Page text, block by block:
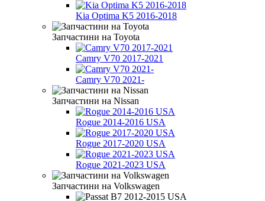
Kia Optima K5 2016-2018
Запчастини на Toyota
Camry V70 2017-2021
Camry V70 2021-
Запчастини на Nissan
Rogue 2014-2016 USA
Rogue 2017-2020 USA
Rogue 2021-2023 USA
Запчастини на Volkswagen